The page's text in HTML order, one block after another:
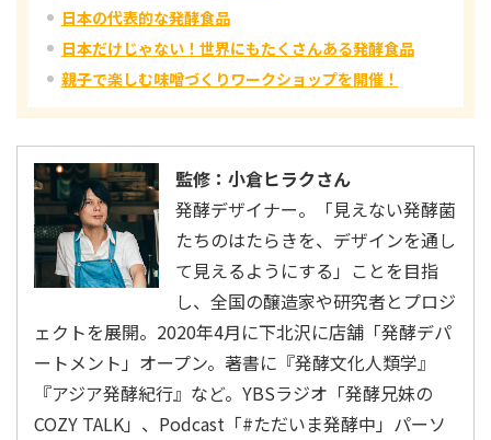
日本の代表的な発酵食品
日本だけじゃない！世界にもたくさんある発酵食品
親子で楽しむ味噌づくりワークショップを開催！
監修：小倉ヒラクさん
発酵デザイナー。「見えない発酵菌
たちのはたらきを、デザインを通し
て見えるようにする」ことを目指
し、全国の醸造家や研究者とプロジ
ェクトを展開。2020年4月に下北沢に店舗「発酵デパ
ートメント」オープン。著書に『発酵文化人類学』
『アジア発酵紀行』など。YBSラジオ「発酵兄妹の
COZY TALK」、Podcast「#ただいま発酵中」パーソ